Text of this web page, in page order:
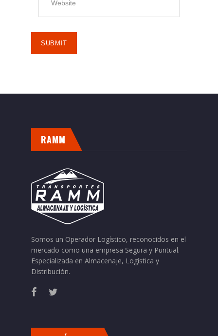
RAMM
Somos un Operador Logístico, reconocidos en el
mercado como una empresa Segura y Puntual.
Especializada en Almacenaje, Logística y
Distribución.